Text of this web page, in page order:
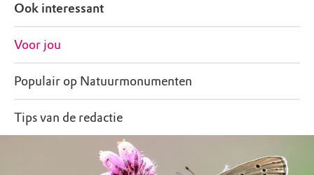
Ook interessant
Voor jou
Populair op Natuurmonumenten
Tips van de redactie